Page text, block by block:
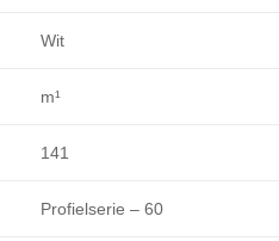
Wit
m¹
141
Profielserie – 60